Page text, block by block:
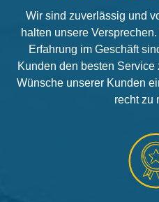
Wir sind zuverlässig und
halten unsere
Erfahrung im Geschäft
Kunden den besten
Wünsche unserer Kunden
recht zu